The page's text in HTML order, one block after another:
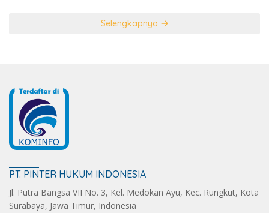
Selengkapnya
PT. PINTER HUKUM INDONESIA
Jl. Putra Bangsa VII No. 3, Kel. Medokan Ayu, Kec. Rungkut, Kota
Surabaya, Jawa Timur, Indonesia